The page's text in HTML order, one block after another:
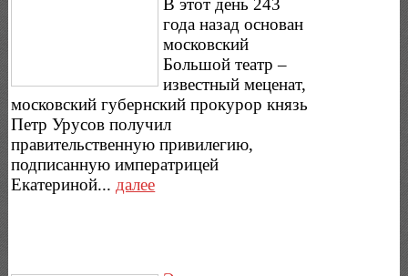
В этот день 243
года назад основан
московский
Большой театр –
известный меценат,
московский губернский прокурор князь
Петр Урусов получил
правительственную привилегию,
подписанную императрицей
Екатериной...далее